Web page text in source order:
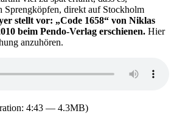
Sprengköpfen, direkt auf Stockholm
stellt vor: „Code 1658“ von Niklas
beim Pendo-Verlag erschienen. Hier
anzuhören.
4:43 — 4.3MB)